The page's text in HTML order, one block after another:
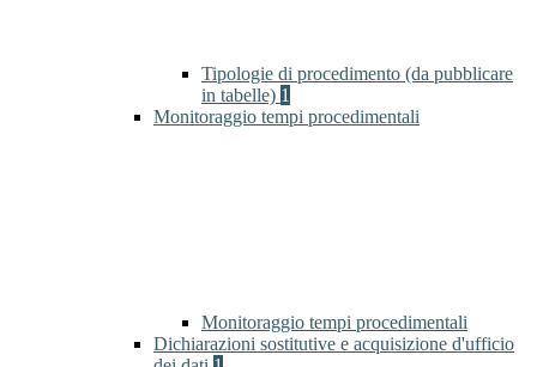
Tipologie di procedimento (da pubblicare
in tabelle) 1
Monitoraggio tempi procedimentali
Monitoraggio tempi procedimentali
Dichiarazioni sostitutive e acquisizione d'ufficio